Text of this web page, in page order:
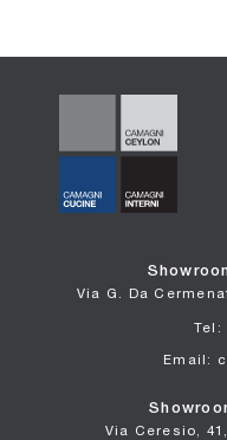
Via G. Da
Tel:
Email:
Via Ceresio,